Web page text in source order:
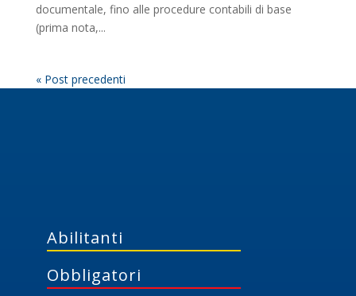
documentale, fino alle procedure contabili di base
(prima nota,...
« Post precedenti
Abilitanti
Obbligatori